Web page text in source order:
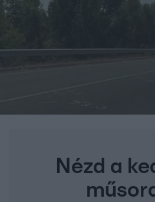
Nézd a